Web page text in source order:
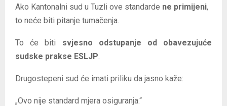
Ako Kantonalni sud u Tuzli ove standarde ne primijeni,
to neće biti pitanje tumačenja.
To će biti svjesno odstupanje od obavezujuće
sudske prakse ESLJP
Drugostepeni sud će imati priliku da jasno kaže:
„Ovo nije standard mjera osiguranja.“